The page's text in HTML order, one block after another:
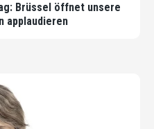
Brüssel öffnet unsere
applaudieren